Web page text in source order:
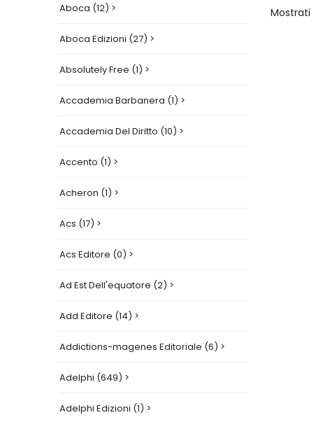
Aboca (12) >
Aboca Edizioni (27) >
Absolutely Free (1) >
Accademia Barbanera (1) >
Accademia Del Diritto (10) >
Accento (1) >
Acheron (1) >
Acs (17) >
Acs Editore (0) >
Ad Est Dell'equatore (2) >
Add Editore (14) >
Addictions-magenes Editoriale (6) >
Adelphi (649) >
Adelphi Edizioni (1) >
Mostrati